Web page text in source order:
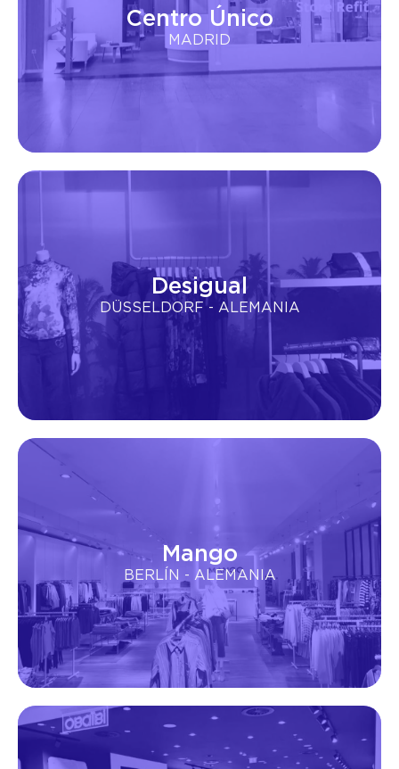
Centro Único
MADRID
Desigual
DÜSSELDORF - ALEMANIA
Mango
BERLÍN - ALEMANIA